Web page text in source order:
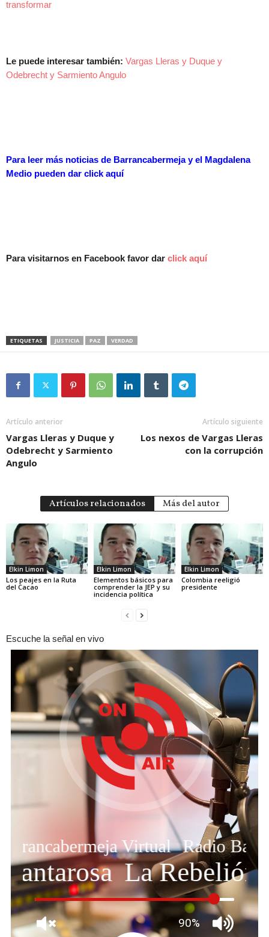
transformar
Le puede interesar también: Vargas Lleras y Duque y
Odebrecht y Sarmiento Angulo
Para leer más noticias de Barrancabermeja y el Magdalena
Medio pueden dar click aquí
Para visitarnos en Facebook favor dar click aquí
ETIQUETAS JUSTICIA PAZ VERDAD
Artículo anterior
Vargas Lleras y Duque y
Odebrecht y Sarmiento
Angulo
Artículo siguiente
Los nexos de Vargas Lleras
con la corrupción
Artículos relacionados Más del autor
Elkin Limon
Los peajes en la Ruta
del Cacao
Elkin Limon
Elementos básicos para
comprender la JEP y su
incidencia política
Elkin Limon
Colombia reeligió
presidente
Escuche la señal en vivo